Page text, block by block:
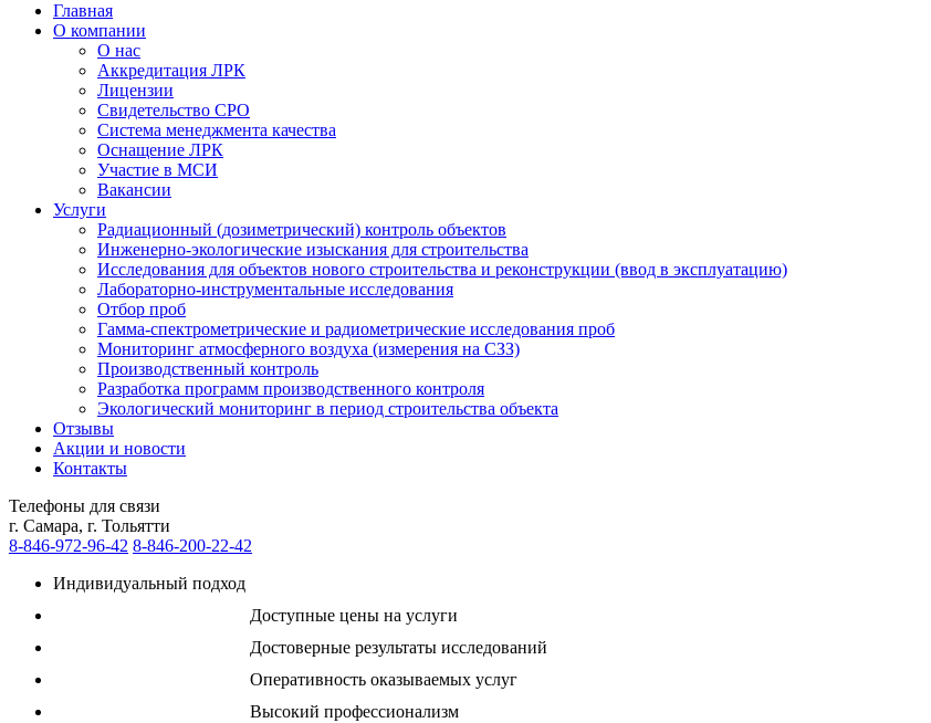
Главная
О компании
О нас
Аккредитация ЛРК
Лицензии
Свидетельство СРО
Система менеджмента качества
Оснащение ЛРК
Участие в МСИ
Вакансии
Услуги
Радиационный (дозиметрический) контроль объектов
Инженерно-экологические изыскания для строительства
Исследования для объектов нового строительства и реконструкции (ввод в эксплуатацию)
Лабораторно-инструментальные исследования
Отбор проб
Гамма-спектрометрические и радиометрические исследования проб
Мониторинг атмосферного воздуха (измерения на СЗЗ)
Производственный контроль
Разработка программ производственного контроля
Экологический мониторинг в период строительства объекта
Отзывы
Акции и новости
Контакты
Телефоны для связи
г. Самара, г. Тольятти
8-846-972-96-42 8-846-200-22-42
Индивидуальный подход
Доступные цены на услуги
Достоверные результаты исследований
Оперативность оказываемых услуг
Высокий профессионализм